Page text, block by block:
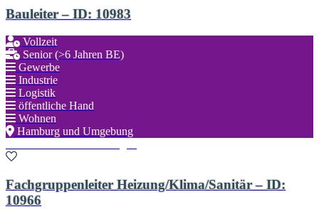
Bauleiter – ID: 10983
Vollzeit
Senior (>6 Jahren BE)
Gewerbe
Industrie
Logistik
öffentliche Hand
Wohnen
Hamburg und Umgebung
Fachgruppenleiter Heizung/Klima/Sanitär – ID:
10966